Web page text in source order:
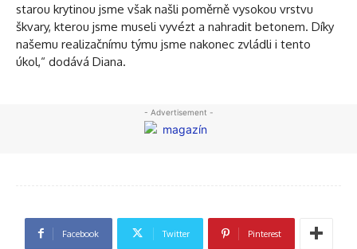
starou krytinou jsme však našli poměrně vysokou vrstvu
škvary, kterou jsme museli vyvézt a nahradit betonem. Díky
našemu realizačnímu týmu jsme nakonec zvládli i tento
úkol,“ dodává Diana.
- Advertisement -
Facebook Twitter Pinterest